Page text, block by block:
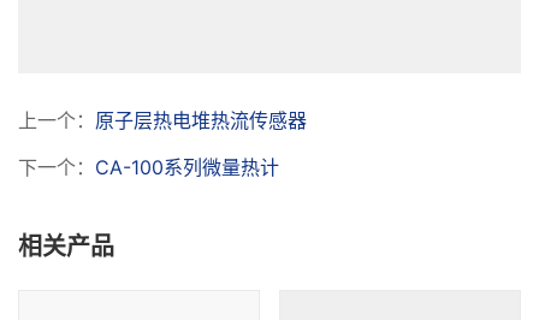
上一个： 原子层热电堆热流传感器
下一个： CA-100系列微量热计
相关产品